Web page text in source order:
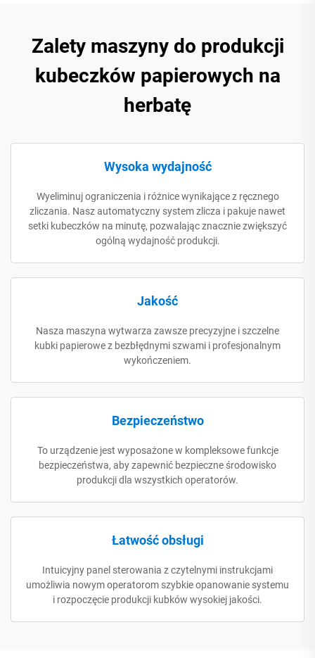
Zalety maszyny do produkcji
kubeczków papierowych na
herbatę
Wysoka wydajność
Wyeliminuj ograniczenia i różnice wynikające z ręcznego
zliczania. Nasz automatyczny system zlicza i pakuje nawet
setki kubeczków na minutę, pozwalając znacznie zwiększyć
ogólną wydajność produkcji.
Jakość
Nasza maszyna wytwarza zawsze precyzyjne i szczelne
kubki papierowe z bezbłędnymi szwami i profesjonalnym
wykończeniem.
Bezpieczeństwo
To urządzenie jest wyposażone w kompleksowe funkcje
bezpieczeństwa, aby zapewnić bezpieczne środowisko
produkcji dla wszystkich operatorów.
Łatwość obsługi
Intuicyjny panel sterowania z czytelnymi instrukcjami
umożliwia nowym operatorom szybkie opanowanie systemu
i rozpoczęcie produkcji kubków wysokiej jakości.